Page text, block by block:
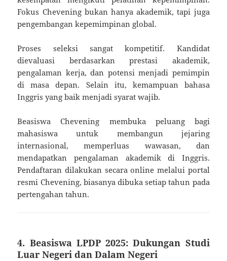
Fokus Chevening bukan hanya akademik, tapi juga
pengembangan kepemimpinan global.
Proses seleksi sangat kompetitif. Kandidat
dievaluasi berdasarkan prestasi akademik,
pengalaman kerja, dan potensi menjadi pemimpin
di masa depan. Selain itu, kemampuan bahasa
Inggris yang baik menjadi syarat wajib.
Beasiswa Chevening membuka peluang bagi
mahasiswa untuk membangun jejaring
internasional, memperluas wawasan, dan
mendapatkan pengalaman akademik di Inggris.
Pendaftaran dilakukan secara online melalui portal
resmi Chevening, biasanya dibuka setiap tahun pada
pertengahan tahun.
4. Beasiswa LPDP 2025: Dukungan Studi
Luar Negeri dan Dalam Negeri